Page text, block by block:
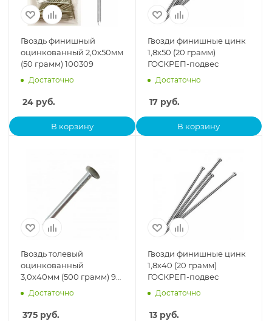
Гвоздь финишный
оцинкованный 2,0x50мм
(50 грамм) 100309
Достаточно
24 руб.
В корзину
Гвозди финишные цинк
1,8х50 (20 грамм)
ГОСКРЕП-подвес
Достаточно
17руб.
В корзину
Гвоздь толевый
оцинкованный
3,0x40мм (500 грамм) 9-
0014960
Достаточно
375 руб.
Гвозди финишные цинк
1,8х40 (20 грамм)
ГОСКРЕП-подвес
Достаточно
13руб.